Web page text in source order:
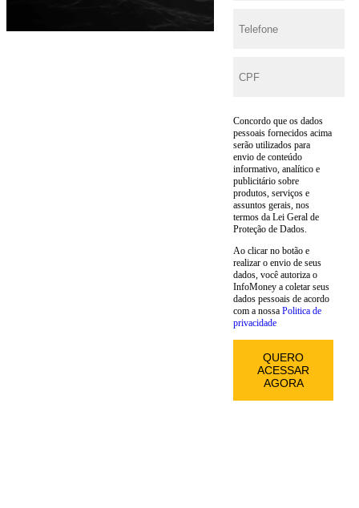
Concordo que os dados
pessoais fornecidos acima
serão utilizados para
envio de conteúdo
informativo, analítico e
publicitário sobre
produtos, serviços e
assuntos gerais, nos
termos da Lei Geral de
Proteção de Dados.
Ao clicar no botão e
realizar o envio de seus
dados, você autoriza o
InfoMoney a coletar seus
dados pessoais de acordo
com a nossaPolitica de
privacidade